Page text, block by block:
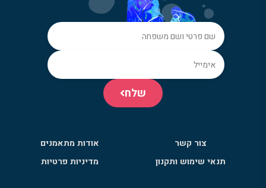
שלח
צור קשר
אודות מתאמנים
תנאי שימוש ותקנון
מדיניות פרטיות